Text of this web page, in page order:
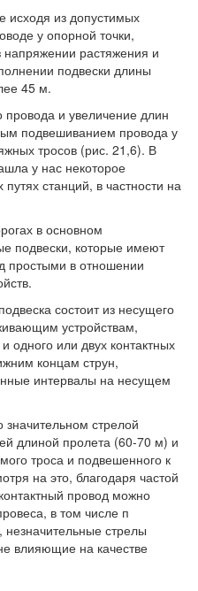
исходя из допустимых
у опорной точки,
напряжении растяжения и
подвески длины
45 м.
провода и увеличение длин
подвешиванием провода у
тросов (рис. 21,6). В
у нас некоторое
станций, в частности на
в основном
подвески, которые имеют
простыми в отношении
состоит из несущего
устройствам,
одного или двух контактных
концам струн,
интервалы на несущем
стрелой
длиной пролета (60-70 м) и
троса и подвешенного к
на это, благодаря частой
провод можно
в том числе п
стрелы
влияющие на качестве